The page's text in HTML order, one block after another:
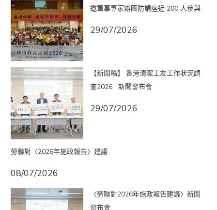
邀軍事專家辦國防講座近 200 人參與
29/07/2026
【新聞稿】 香港清潔工友工作狀況調
查2026 新聞發布會
29/07/2026
勞聯對〈2026年施政報告〉建議
08/07/2026
〈勞聯對2026年施政報告建議〉新聞
發布會